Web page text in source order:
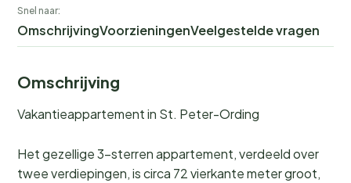
Snel naar:
OmschrijvingVoorzieningenVeelgestelde vragen
Omschrijving
Vakantieappartement in St. Peter-Ording
Het gezellige 3-sterren appartement, verdeeld over
twee verdiepingen, is circa 72 vierkante meter groot,